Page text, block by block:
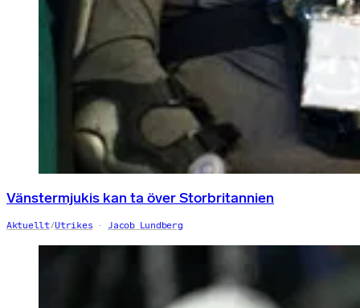
Vänstermjukis kan ta över Storbritannien
Aktuellt/Utrikes Jacob Lundberg